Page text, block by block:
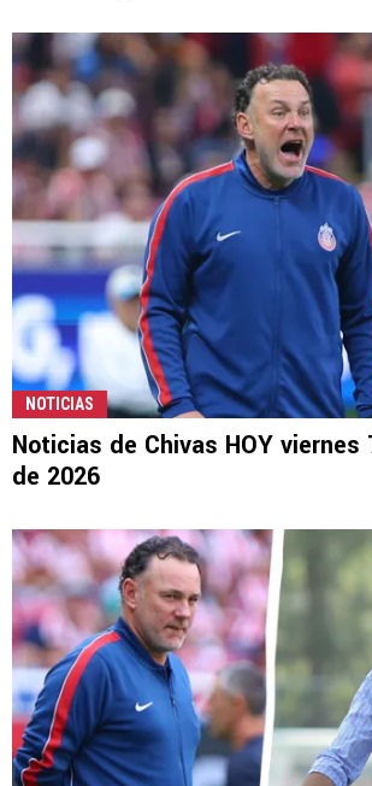
NOTICIAS
Noticias de Chivas HOY
de 2026